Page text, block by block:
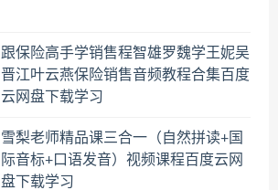
跟保险高手学销售程智雄罗魏学王妮吴
晋江叶云燕保险销售音频教程合集百度
云网盘下载学习
雪梨老师精品课三合一（自然拼读+国
际音标+口语发音）视频课程百度云网
盘下载学习